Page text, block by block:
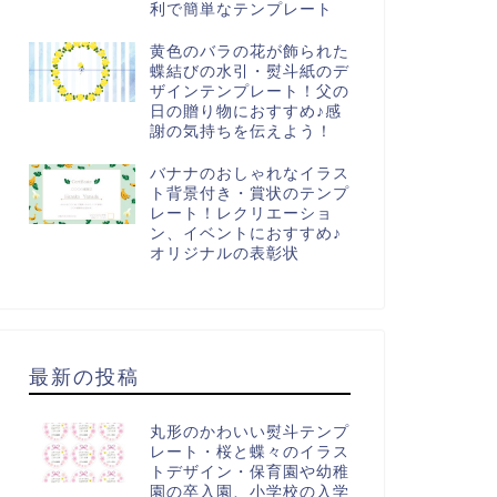
利で簡単なテンプレート
黄色のバラの花が飾られた
蝶結びの水引・熨斗紙のデ
ザインテンプレート！父の
日の贈り物におすすめ♪感
謝の気持ちを伝えよう！
バナナのおしゃれなイラス
ト背景付き・賞状のテンプ
レート！レクリエーショ
ン、イベントにおすすめ♪
オリジナルの表彰状
最新の投稿
丸形のかわいい熨斗テンプ
レート・桜と蝶々のイラス
トデザイン・保育園や幼稚
園の卒入園、小学校の入学